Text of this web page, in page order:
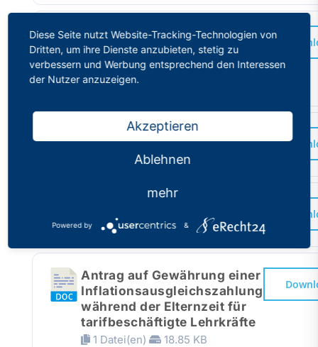
Musterantrag auf
amtsangemessene
Alimentation 2024
1 Datei(en)
Disziplinarrecht
1 Datei(en) 1.32 MB
1 Datei(en) 280.39 KB
Antrag auf Gewährung einer
Inflationsausgleichszahlung
während der Elternzeit für
tarifbeschäftigte Lehrkräfte
1 Datei(en) 18.85 KB
Diese Seite nutzt Website-Tracking-Technologien von
Dritten, um ihre Dienste anzubieten, stetig zu
verbessern und Werbung entsprechend den Interessen
der Nutzer anzuzeigen.
Akzeptieren
Ablehnen
mehr
Powered by &